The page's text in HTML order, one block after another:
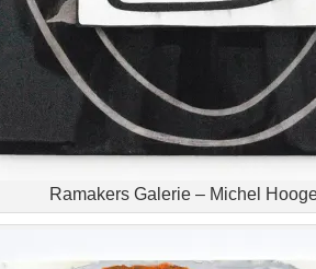
Ramakers Galerie – Michel